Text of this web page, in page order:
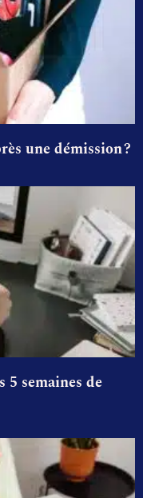
une démission ?
5 semaines de